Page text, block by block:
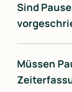
Sind
mehr als 6
mindestens
Müssen